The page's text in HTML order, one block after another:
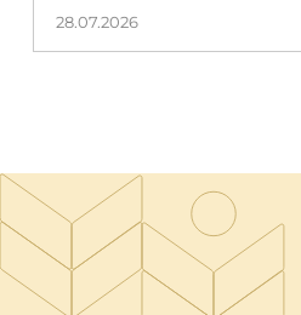
28.07.2026